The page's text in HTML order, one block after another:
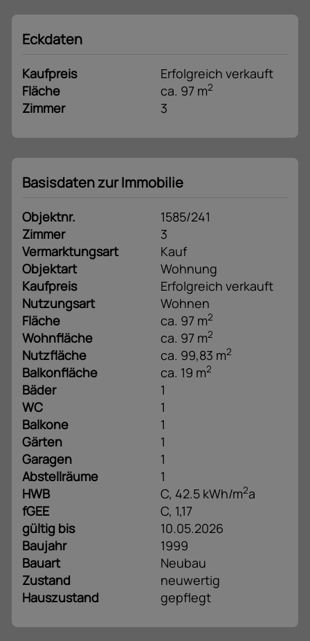
Eckdaten
Kaufpreis
Erfolgreich verkauft
Fläche
ca. 97 m2
Zimmer 3
Basisdaten zur Immobilie
Objektnr.
1585/241
Zimmer
3
Vermarktungsart
Kauf
Objektart
Wohnung
Kaufpreis
Erfolgreich verkauft
Nutzungsart
Wohnen
Fläche
ca. 97 m2
Wohnfläche ca. 97 m2
Nutzfläche ca. 99,83 m2
Balkonfläche ca. 19 m2
Bäder
1
WC
1
Balkone
1
Gärten
1
Garagen
1
Abstellräume
1
HWB
C, 42.5 kWh/m2a
fGEE
C, 1,17
gültig bis
10.05.2026
Baujahr
1999
Bauart
Neubau
Zustand
neuwertig
Hauszustand
gepflegt